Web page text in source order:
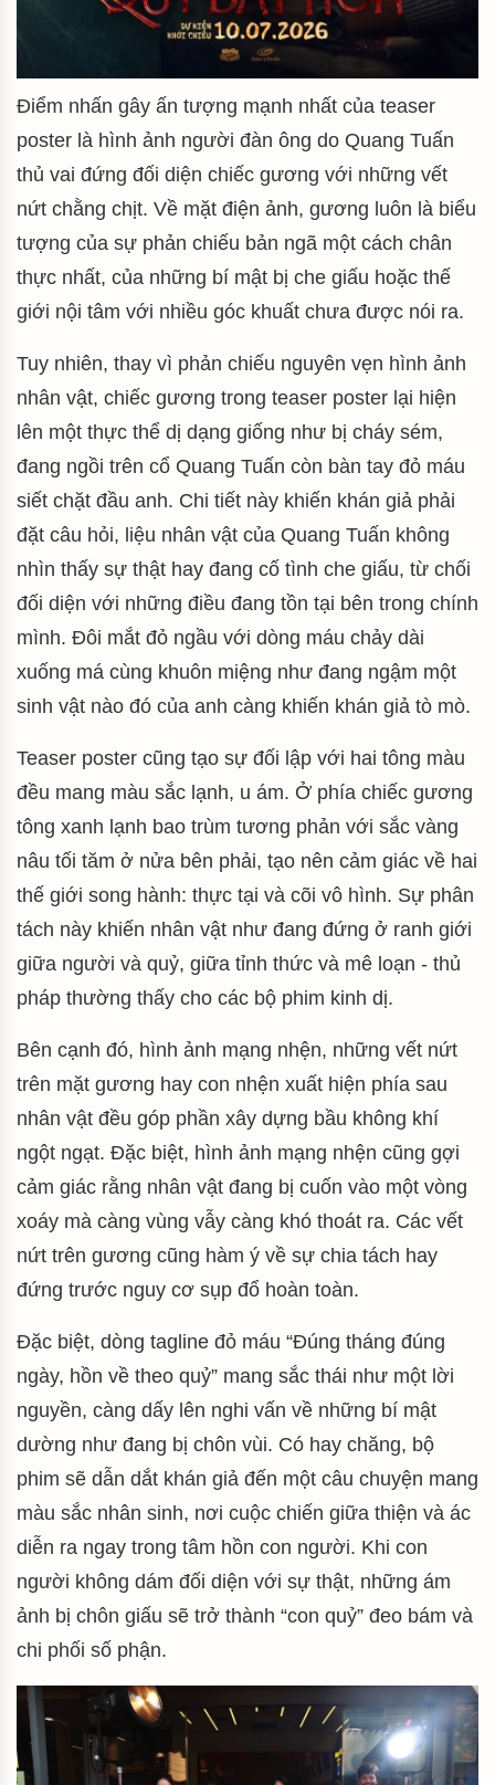
Điểm nhấn gây ấn tượng mạnh nhất của teaser
poster là hình ảnh người đàn ông do Quang Tuấn
thủ vai đứng đối diện chiếc gương với những vết
nứt chằng chịt. Về mặt điện ảnh, gương luôn là biểu
tượng của sự phản chiếu bản ngã một cách chân
thực nhất, của những bí mật bị che giấu hoặc thế
giới nội tâm với nhiều góc khuất chưa được nói ra.
Tuy nhiên, thay vì phản chiếu nguyên vẹn hình ảnh
nhân vật, chiếc gương trong teaser poster lại hiện
lên một thực thể dị dạng giống như bị cháy sém,
đang ngồi trên cổ Quang Tuấn còn bàn tay đỏ máu
siết chặt đầu anh. Chi tiết này khiến khán giả phải
đặt câu hỏi, liệu nhân vật của Quang Tuấn không
nhìn thấy sự thật hay đang cố tình che giấu, từ chối
đối diện với những điều đang tồn tại bên trong chính
mình. Đôi mắt đỏ ngầu với dòng máu chảy dài
xuống má cùng khuôn miệng như đang ngậm một
sinh vật nào đó của anh càng khiến khán giả tò mò.
Teaser poster cũng tạo sự đối lập với hai tông màu
đều mang màu sắc lạnh, u ám. Ở phía chiếc gương
tông xanh lạnh bao trùm tương phản với sắc vàng
nâu tối tăm ở nửa bên phải, tạo nên cảm giác về hai
thế giới song hành: thực tại và cõi vô hình. Sự phân
tách này khiến nhân vật như đang đứng ở ranh giới
giữa người và quỷ, giữa tỉnh thức và mê loạn - thủ
pháp thường thấy cho các bộ phim kinh dị.
Bên cạnh đó, hình ảnh mạng nhện, những vết nứt
trên mặt gương hay con nhện xuất hiện phía sau
nhân vật đều góp phần xây dựng bầu không khí
ngột ngạt. Đặc biệt, hình ảnh mạng nhện cũng gợi
cảm giác rằng nhân vật đang bị cuốn vào một vòng
xoáy mà càng vùng vẫy càng khó thoát ra. Các vết
nứt trên gương cũng hàm ý về sự chia tách hay
đứng trước nguy cơ sụp đổ hoàn toàn.
Đặc biệt, dòng tagline đỏ máu “Đúng tháng đúng
ngày, hồn về theo quỷ” mang sắc thái như một lời
nguyền, càng dấy lên nghi vấn về những bí mật
dường như đang bị chôn vùi. Có hay chăng, bộ
phim sẽ dẫn dắt khán giả đến một câu chuyện mang
màu sắc nhân sinh, nơi cuộc chiến giữa thiện và ác
diễn ra ngay trong tâm hồn con người. Khi con
người không dám đối diện với sự thật, những ám
ảnh bị chôn giấu sẽ trở thành “con quỷ” đeo bám và
chi phối số phận.